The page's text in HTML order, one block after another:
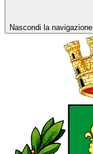
Nascondi la navigazione